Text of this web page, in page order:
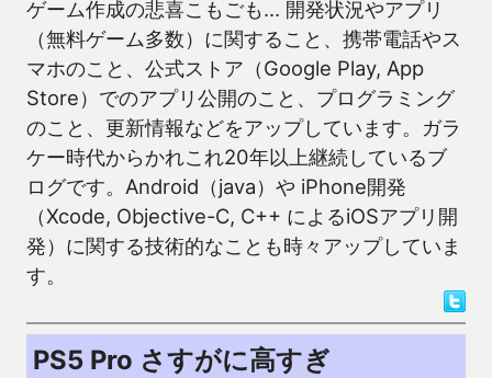
ゲーム作成の悲喜こもごも… 開発状況やアプリ
（無料ゲーム多数）に関すること、携帯電話やス
マホのこと、公式ストア（Google Play, App
Store）でのアプリ公開のこと、プログラミング
のこと、更新情報などをアップしています。ガラ
ケー時代からかれこれ20年以上継続しているブ
ログです。Android（java）や iPhone開発
（Xcode, Objective-C, C++ によるiOSアプリ開
発）に関する技術的なことも時々アップしていま
す。
PS5 Pro さすがに高すぎ